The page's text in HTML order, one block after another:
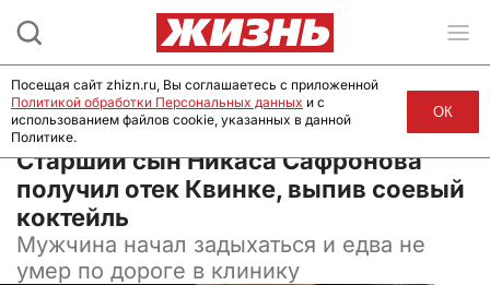
17 июня 2025, 15:00
Старший сын Никаса Сафронова
получил отек Квинке, выпив соевый
коктейль
Мужчина начал задыхаться и едва не
умер по дороге в клинику
Посещая сайт zhizn.ru, Вы соглашаетесь с приложенной
Политикой обработки Персональных данных и с
использованием файлов cookie, указанных в данной
Политике.
ОК